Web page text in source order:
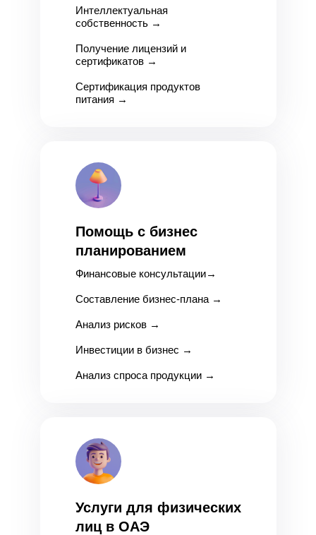
Интеллектуальная
собственность→
Получение лицензий и
сертификатов→
Сертификация продуктов
питания →
Помощь с бизнес
планированием
Финансовые консультации→
Составление бизнес-плана→
Анализ рисков→
Инвестиции в бизнес →
Анализ спроса продукции→
Услуги для физических
лиц в ОАЭ